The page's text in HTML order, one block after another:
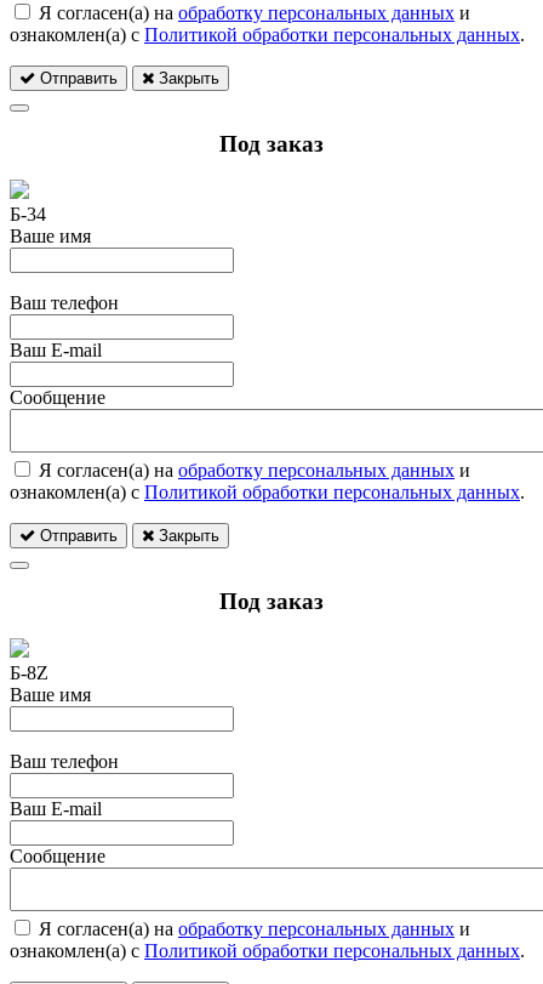
Я согласен(а) на обработку персональных данных и
ознакомлен(а) с Политикой обработки персональных данных.
Отправить Закрыть
Под заказ
Б-34
Ваше имя
Ваш телефон
Ваш E-mail
Сообщение
Я согласен(а) на обработку персональных данных и
ознакомлен(а) с Политикой обработки персональных данных.
Отправить Закрыть
Под заказ
Б-8Z
Ваше имя
Ваш телефон
Ваш E-mail
Сообщение
Я согласен(а) на обработку персональных данных и
ознакомлен(а) с Политикой обработки персональных данных.